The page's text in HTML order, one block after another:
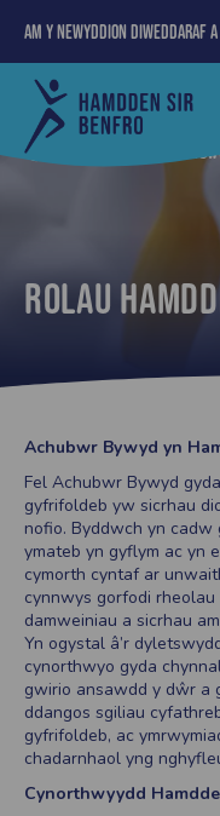
Am y newyddion diweddaraf
Cyngor
Sir
Penfro
white
skittles
Nôl i... Rydym
Rolau
Achubwr Bywyd yn
Fel Achubwr Bywyd
gyfrifoldeb yw sicrhau
nofio. Byddwch yn
ymateb yn gyflym ac yn
cymorth cyntaf ar
cynnwys gorfodi
damweiniau a sicrhau
Yn ogystal â’r
cynorthwyo gyda
gwirio ansawdd y dŵr a
ddangos sgiliau
gyfrifoldeb, ac
chadarnhaol yng
Cynorthwyydd